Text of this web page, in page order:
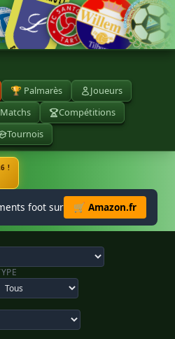
🏆 Palmarès
Joueurs
Matchs
Compétitions
Tournois
!
foot sur 🛒 Amazon.fr